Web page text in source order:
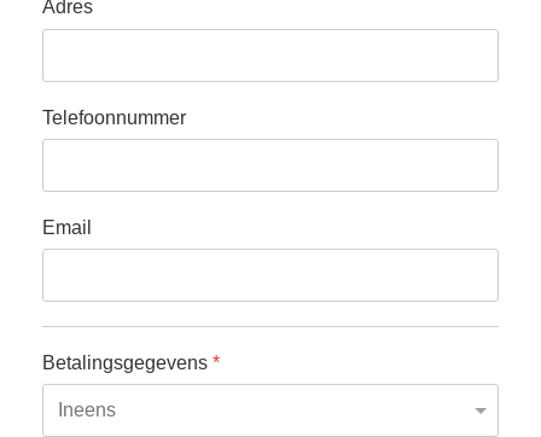
Adres
Telefoonnummer
Email
Betalingsgegevens *